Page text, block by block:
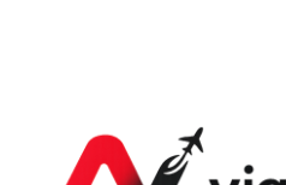
contenido